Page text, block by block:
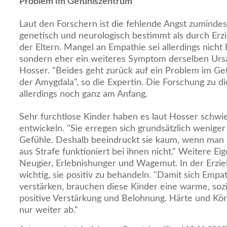
Laut den Forschern ist die fehlende Angst
genetisch und neurologisch bestimmt als durch
der Eltern. Mangel an Empathie sei allerdings nicht
sondern eher ein weiteres Symptom derselben
Hosser. "Beides geht zurück auf ein Problem im
der Amygdala", so die Expertin. Die Forschung zu
allerdings noch ganz am Anfang.
Sehr furchtlose Kinder haben es laut Hosser
entwickeln. "Sie erregen sich grundsätzlich
Gefühle. Deshalb beeindruckt sie kaum, wenn
aus Strafe funktioniert bei ihnen nicht." Weitere
Neugier, Erlebnishunger und Wagemut. In der
wichtig, sie positiv zu behandeln. "Damit sich
verstärken, brauchen diese Kinder eine warme,
positive Verstärkung und Belohnung. Härte und
nur weiter ab."